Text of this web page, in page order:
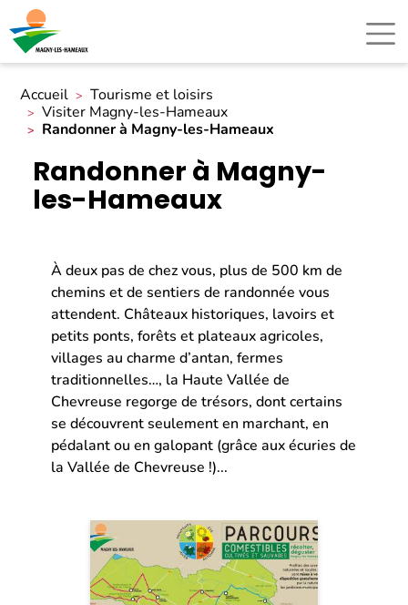
Accueil
Tourisme et loisirs
Visiter Magny-les-Hameaux
Randonner à Magny-les-Hameaux
Randonner à Magny-
les-Hameaux
À deux pas de chez vous, plus de 500 km de
chemins et de sentiers de randonnée vous
attendent. Châteaux historiques, lavoirs et
petits ponts, forêts et plateaux agricoles,
villages au charme d’antan, fermes
traditionnelles…, la Haute Vallée de
Chevreuse regorge de trésors, dont certains
se découvrent seulement en marchant, en
pédalant ou en galopant (grâce aux écuries de
la Vallée de Chevreuse !)...